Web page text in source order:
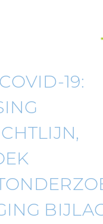
19: